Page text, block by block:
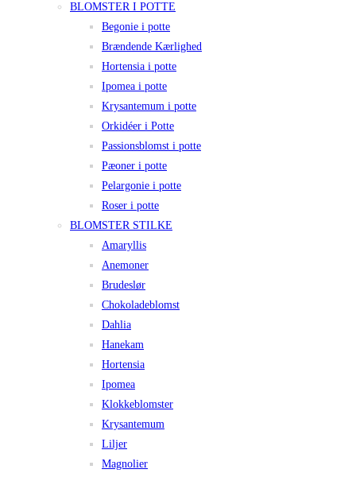
BLOMSTER I POTTE
Begonie i potte
Brændende Kærlighed
Hortensia i potte
Ipomea i potte
Krysantemum i potte
Orkidéer i Potte
Passionsblomst i potte
Pæoner i potte
Pelargonie i potte
Roser i potte
BLOMSTER STILKE
Amaryllis
Anemoner
Brudeslør
Chokoladeblomst
Dahlia
Hanekam
Hortensia
Ipomea
Klokkeblomster
Krysantemum
Liljer
Magnolier